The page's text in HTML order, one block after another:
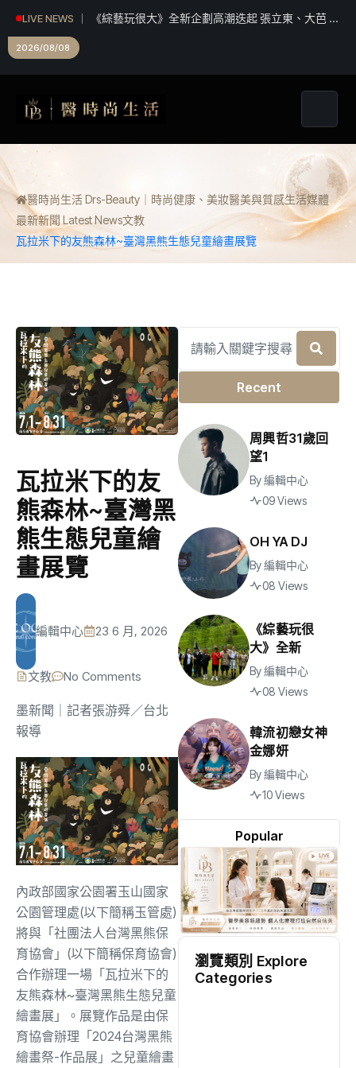
LIVE NEWS
《綜藝玩很大》全新企劃高潮迭起 張立東、大芭 冤
2026/08/08
醫時尚生活 Drs-Beauty｜時尚健康、美妝醫美與質感生活媒體
最新新聞 Latest News文教
瓦拉米下的友熊森林~臺灣黑熊生態兒童繪畫展覽
瓦拉米下的友
熊森林~臺灣黑
熊生態兒童繪
畫展覽
編輯中心 23 6 月, 2026
文教 No Comments
墨新聞 ｜記者張游舜／台北
報導
內政部國家公園署玉山國家
公園管理處(以下簡稱玉管處)
將與「社團法人台灣黑熊保
育協會」(以下簡稱保育協會)
合作辦理一場「瓦拉米下的
友熊森林~臺灣黑熊生態兒童
繪畫展」。展覽作品是由保
育協會辦理「2024台灣黑熊
繪畫祭-作品展」之兒童繪畫
Recent
Popular
周興哲31歲回
望1
By編輯中心
09 Views
OH YA DJ
By編輯中心
08 Views
《綜藝玩很
大》全新
By編輯中心
08 Views
韓流初戀女神
金娜妍
By編輯中心
10 Views
瀏覽類別 Explore
Categories